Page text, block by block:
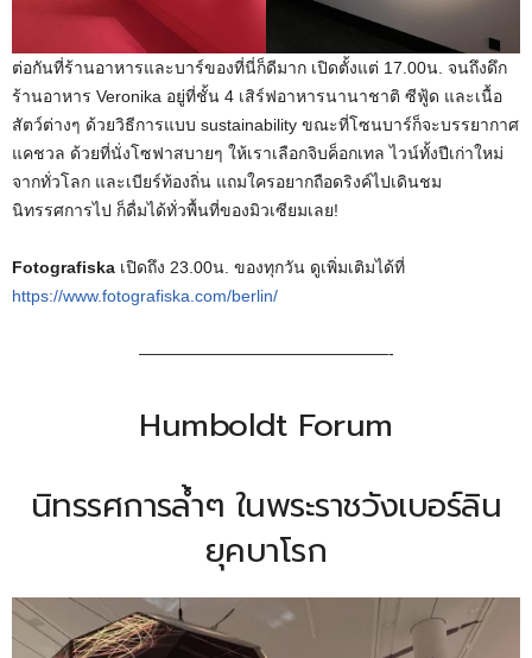
ต่อกันที่ร้านอาหารและบาร์ของที่นี่ก็ดีมาก เปิดตั้งแต่ 17.00น. จนถึงดึก
ร้านอาหาร Veronika อยู่ที่ชั้น 4 เสิร์ฟอาหารนานาชาติ ซีฟู้ด และเนื้อ
สัตว์ต่างๆ ด้วยวิธีการแบบ sustainability ขณะที่โซนบาร์ก็จะบรรยากาศ
แคชวล ด้วยที่นั่งโซฟาสบายๆ ให้เราเลือกจิบค็อกเทล ไวน์ทั้งปีเก่าใหม่
จากทั่วโลก และเบียร์ท้องถิ่น แถมใครอยากถือดริงค์ไปเดินชม
นิทรรศการไป ก็ดื่มได้ทั่วพื้นที่ของมิวเซียมเลย!
Fotografiska เปิดถึง 23.00น. ของทุกวัน ดูเพิ่มเติมได้ที่
https://www.fotografiska.com/berlin/
———————————————-
Humboldt Forum
นิทรรศการล้ำๆ ในพระราชวังเบอร์ลิน
ยุคบาโรก